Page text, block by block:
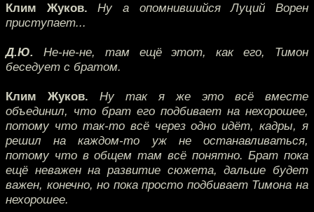
Клим Жуков. Ну а опомнившийся Луций Ворен
приступает...
Д.Ю. Не-не-не, там ещё этот, как его, Тимон
беседует с братом.
Клим Жуков. Ну так я же это всё вместе
объединил, что брат его подбивает на нехорошее,
потому что так-то всё через одно идёт, кадры, я
решил на каждом-то уж не останавливаться,
потому что в общем там всё понятно. Брат пока
ещё неважен на развитие сюжета, дальше будет
важен, конечно, но пока просто подбивает Тимона на
нехорошее.